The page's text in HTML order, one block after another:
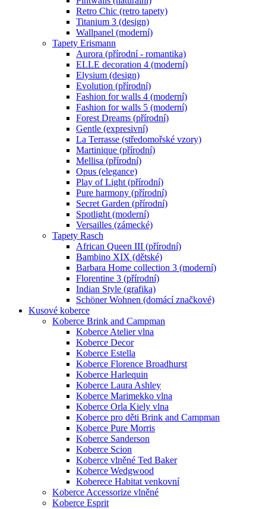
Retro Chic (retro tapety)
Titanium 3 (design)
Wallpanel (moderní)
Tapety Erismann
Aurora (přírodní - romantika)
ELLE decoration 4 (moderní)
Elysium (design)
Evolution (přírodní)
Fashion for walls 4 (moderní)
Fashion for walls 5 (moderní)
Forest Dreams (přírodní)
Gentle (expresivní)
La Terrasse (středomořské vzory)
Martinique (přírodní)
Mellisa (přírodní)
Opus (elegance)
Play of Light (přírodní)
Pure harmony (přírodní)
Secret Garden (přírodní)
Spotlight (moderní)
Versailles (zámecké)
Tapety Rasch
African Queen III (přírodní)
Bambino XIX (dětské)
Barbara Home collection 3 (moderní)
Florentine 3 (přírodní)
Indian Style (grafika)
Schöner Wohnen (domácí značkové)
Kusové koberce
Koberce Brink and Campman
Koberce Atelier vlna
Koberce Decor
Koberce Estella
Koberce Florence Broadhurst
Koberce Harlequin
Koberce Laura Ashley
Koberce Marimekko vlna
Koberce Orla Kiely vlna
Koberce pro děti Brink and Campman
Koberce Pure Morris
Koberce Sanderson
Koberce Scion
Koberce vlněné Ted Baker
Koberce Wedgwood
Koberece Habitat venkovní
Koberce Accessorize vlněné
Koberce Esprit